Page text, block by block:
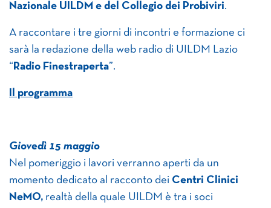
Nazionale UILDM e del Collegio dei Probiviri.
A raccontare i tre giorni di incontri e formazione ci
sarà la redazione della web radio di UILDM Lazio
“ Radio Finestraperta”.
Il programma
Giovedì 15 maggio
Nel pomeriggio i lavori verranno aperti da un
momento dedicato al racconto dei Centri Clinici
NeMO, realtà della quale UILDM è tra i soci